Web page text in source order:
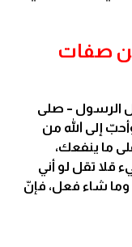
صفات
الرسول – صلى
إلى الله من
ما ينفعك،
قلا تقل لو أني
وما شاء فعل، فإنّ